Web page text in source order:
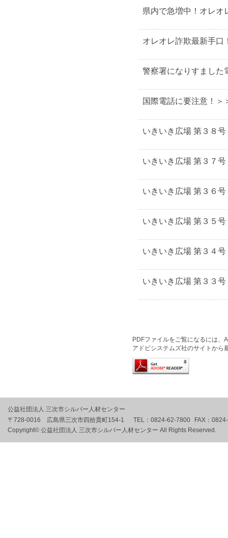
県内で急増中！オレオ
オレオレ詐欺最新手口
警察署になりすました
国際電話に要注意！＞
いきいき広場 第３８号
いきいき広場 第３７号
いきいき広場 第３６号
いきいき広場 第３５号
いきいき広場 第３４号
いきいき広場 第３３号
PDFファイルをご覧になるには、
アドビシステムズ社のサイトから
公益社団法人 三次市シルバー人材センター
〒728-0016 広島県三次市四拾貫町154-1
TEL： 0824-62-7800 FAX：
Copyright© 公益社団法人 三次市シルバー人材センター All Rights Reserved.